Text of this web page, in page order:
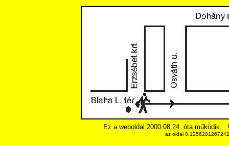
Ez a weboldal 2000.08.24. óta működik.
az oldal